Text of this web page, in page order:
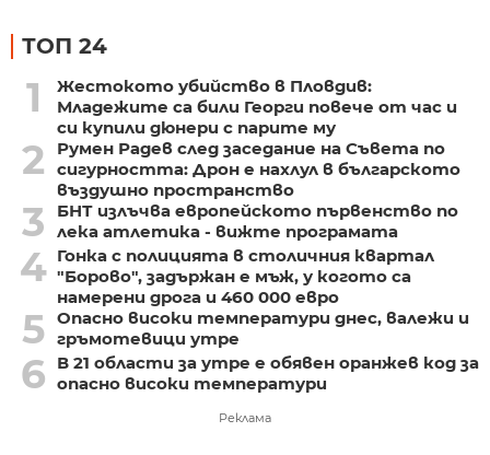
ТОП 24
1
Жестокото убийство в Пловдив:
Младежите са били Георги повече от час и
си купили дюнери с парите му
2
Румен Радев след заседание на Съвета по
сигурността: Дрон е нахлул в българското
въздушно пространство
3
БНТ излъчва европейското първенство по
лека атлетика - вижте програмата
4 Гонка с полицията в столичния квартал
"Борово", задържан е мъж, у когото са
намерени дрога и 460 000 евро
5 Опасно високи температури днес, валежи и
гръмотевици утре
6
В 21 области за утре е обявен оранжев код за
опасно високи температури
Реклама